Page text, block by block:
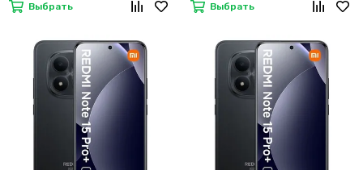
Выбрать Выбрать